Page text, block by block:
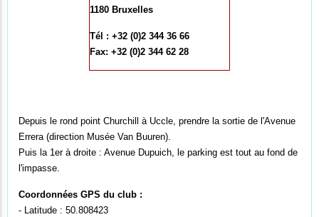
1180 Bruxelles
Tél : +32 (0)2 344 36 66
Fax: +32 (0)2 344 62 28
Depuis le rond point Churchill à Uccle, prendre la sortie de l'Avenue
Errera (direction Musée Van Buuren).
Puis la 1er à droite : Avenue Dupuich, le parking est tout au fond de
l'impasse.
Coordonnées GPS du club :
- Latitude : 50.808423